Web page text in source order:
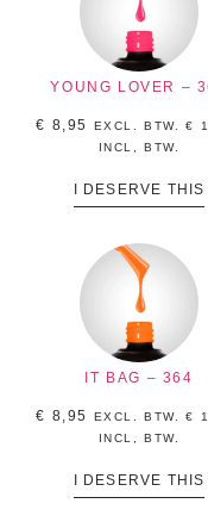
YOUNG LOVER –
€ 8,95 EXCL. BTW.€
INCL, BTW.
I DESERVE THIS
IT BAG – 364
€ 8,95 EXCL. BTW.€
INCL, BTW.
I DESERVE THIS